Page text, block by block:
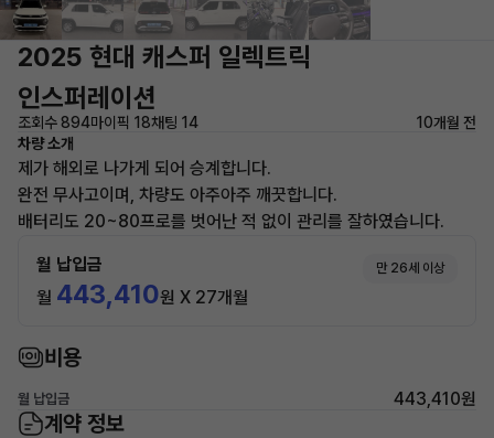
2025 현대 캐스퍼 일렉트릭
인스퍼레이션
조회수 894마이픽 18채팅 14
10개월 전
차량 소개
제가 해외로 나가게 되어 승계합니다.
완전 무사고이며, 차량도 아주아주 깨끗합니다.
배터리도 20~80프로를 벗어난 적 없이 관리를 잘하였습니다.
월 납입금 만 26세 이상
월 443,410원 X 27개월
비용
월 납입금 443,410원
계약 정보